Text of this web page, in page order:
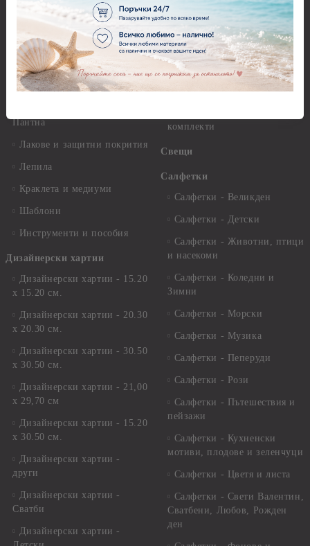
Декупажна хартия - Други
Антични пасти
Вакс пасти
Грунд, Основи, Релефни
пасти
Пантна
Лакове и защитни покрития
Лепила
Краклета и медиуми
Шаблони
Инструменти и пособия
Дизайнерски хартии
Дизайнерски хартии - 15.20
х 15.20 см.
Дизайнерски хартии - 20.30
х 20.30 см.
Дизайнерски хартии - 30.50
х 30.50 см.
Дизайнерски хартии - 21,00
х 29,70 см
Дизайнерски хартии - 15.20
x 30.50 см.
Дизайнерски хартии -
други
Дизайнерски хартии -
Сватби
Дизайнерски хартии -
Грунд и почистващи
разтвори
Платна за рисуване
Стативи и поставки
Четки и инструменти
комплекти
Свещи
Салфетки
Салфетки - Великден
Салфетки - Детски
Салфетки - Животни, птици
и насекоми
Салфетки - Коледни и
Зимни
Салфетки - Морски
Салфетки - Музика
Салфетки - Пеперуди
Салфетки - Рози
Салфетки - Пътешествия и
пейзажи
Салфетки - Кухненски
мотиви, плодове и зеленчуци
Салфетки - Цветя и листа
Салфетки - Свети Валентин,
Сватбени, Любов, Рожден
ден